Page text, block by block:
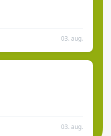
03. aug.
03. aug.